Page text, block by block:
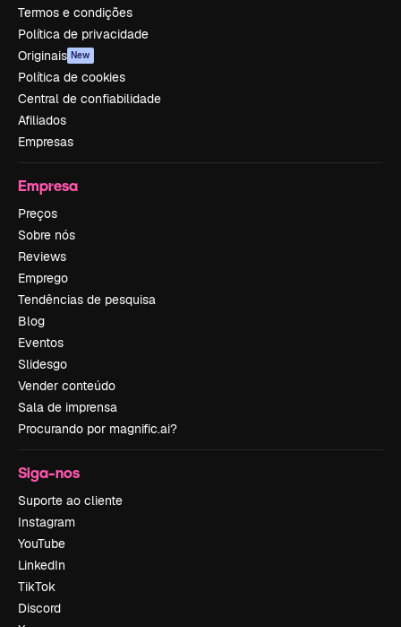
Termos e condições
Política de privacidade
Originais New
Política de cookies
Central de confiabilidade
Afiliados
Empresas
Empresa
Preços
Sobre nós
Reviews
Emprego
Tendências de pesquisa
Blog
Eventos
Slidesgo
Vender conteúdo
Sala de imprensa
Procurando por magnific.ai?
Siga-nos
Suporte ao cliente
Instagram
YouTube
LinkedIn
TikTok
Discord